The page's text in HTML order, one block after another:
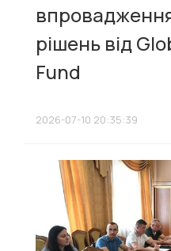
рішень від
Fund
2026-07-10 20:35:39